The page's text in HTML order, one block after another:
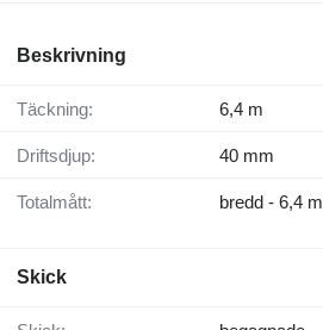
Beskrivning
Täckning: 6,4 m
Driftsdjup: 40 mm
Totalmått: bredd - 6,4 m
Skick